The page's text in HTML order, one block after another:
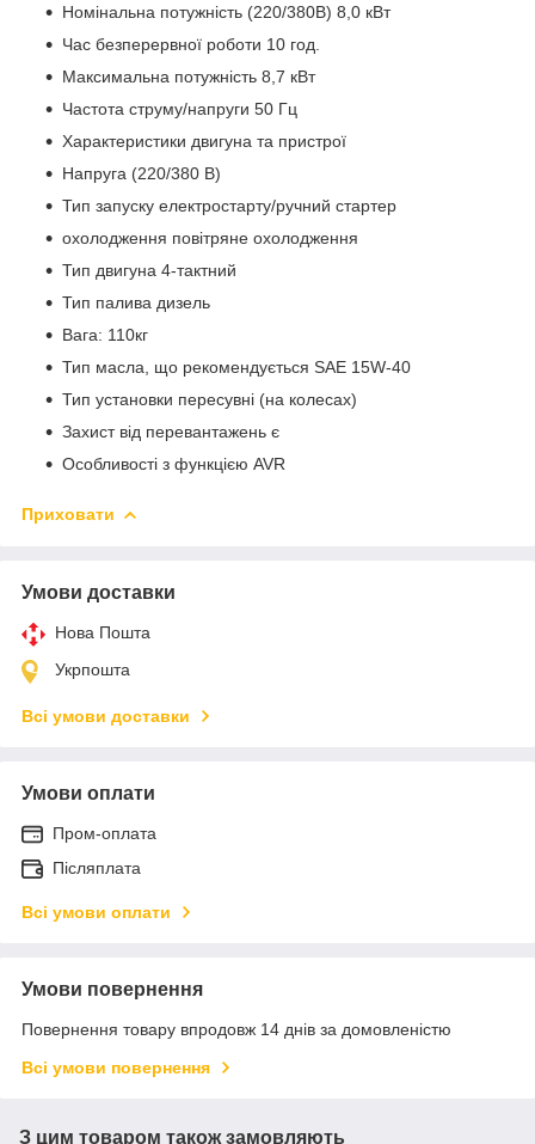
Номінальна потужність (220/380В) 8,0 кВт
Час безперервної роботи 10 год.
Максимальна потужність 8,7 кВт
Частота струму/напруги 50 Гц
Характеристики двигуна та пристрої
Напруга (220/380 В)
Тип запуску електростарту/ручний стартер
охолодження повітряне охолодження
Тип двигуна 4-тактний
Тип палива дизель
Вага: 110кг
Тип масла, що рекомендується SAE 15W-40
Тип установки пересувні (на колесах)
Захист від перевантажень є
Особливості з функцією AVR
Приховати
Умови доставки
Нова Пошта
Укрпошта
Всі умови доставки
Умови оплати
Пром-оплата
Післяплата
Всі умови оплати
Умови повернення
Повернення товару впродовж 14 днів за домовленістю
Всі умови повернення
З цим товаром також замовляють